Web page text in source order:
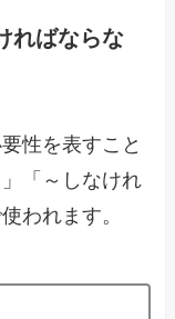
ればならな
性を表すこと
「～しなけれ
われます。